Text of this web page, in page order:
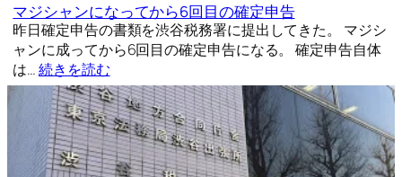
マジシャンになってから6回目の確定申告
昨日確定申告の書類を渋谷税務署に提出してきた。 マジシ
ャンに成ってから6回目の確定申告になる。 確定申告自体
は…続きを読む